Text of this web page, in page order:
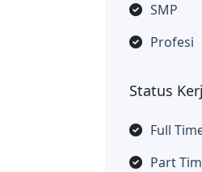
SMP
Profesi
Status
Full
Part